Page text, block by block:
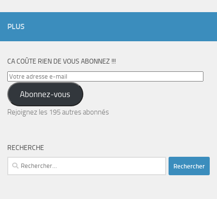
PLUS
CA COÛTE RIEN DE VOUS ABONNEZ !!!
Votre
adresse
e-
mail
Abonnez-vous
Rejoignez les 195 autres abonnés
RECHERCHE
Rechercher :